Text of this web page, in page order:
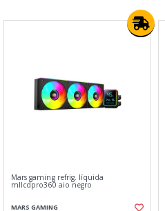
Mars gaming refrig. líquida
mllcdpro360 aio negro
MARS GAMING